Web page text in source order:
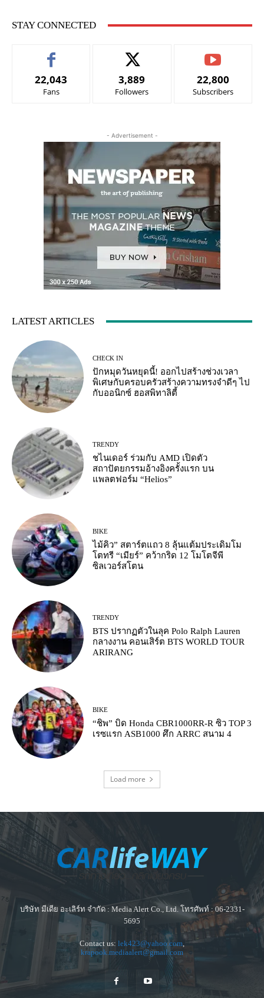
STAY CONNECTED
22,043
Fans
3,889
Followers
22,800
Subscribers
- Advertisement -
LATEST ARTICLES
CHECK IN
ปักหมุดวันหยุดนี้! ออกไปสร้างช่วงเวลา
พิเศษกับครอบครัวสร้างความทรงจำดีๆ ไป
กับออนิกซ์ ฮอสพิทาลิตี้
TRENDY
ชไนเดอร์ ร่วมกับ AMD เปิดตัว
สถาปัตยกรรมอ้างอิงครั้งแรก บน
แพลตฟอร์ม “Helios”
BIKE
ไม้คิว” สตาร์ตแถว 8 ลุ้นแต้มประเดิมโม
โตทรี “เมียร์” คว้ากริด 12 โมโตจีพี
ซิลเวอร์สโตน
TRENDY
BTS ปรากฏตัวในลุค Polo Ralph Lauren
กลางงาน คอนเสิร์ต BTS WORLD TOUR
ARIRANG
BIKE
“ชิพ” บิด Honda CBR1000RR-R ซิว TOP 3
เรซแรก ASB1000 ศึก ARRC สนาม 4
Load more
บริษัท มีเดีย อะเลิร์ท จำกัด : Media Alert Co., Ltd. โทรศัพท์ : 06-2331-
5695
Contact us: lek423@yahoo.com,
krapook.mediaalert@gmail.com